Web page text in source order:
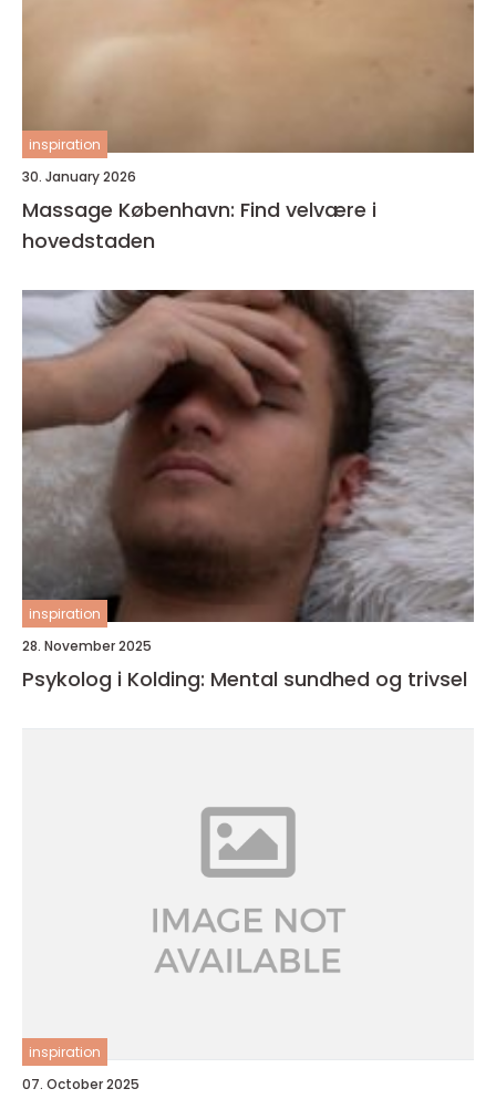
inspiration
30. January 2026
Massage København: Find velvære i
hovedstaden
inspiration
28. November 2025
Psykolog i Kolding: Mental sundhed og trivsel
inspiration
07. October 2025